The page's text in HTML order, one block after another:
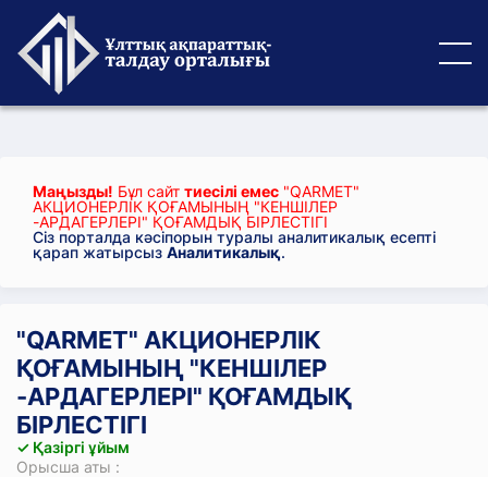
Маңызды! Бұл сайт тиесілі емес "QARMET"
АКЦИОНЕРЛІК ҚОҒАМЫНЫҢ "КЕНШІЛЕР
-АРДАГЕРЛЕРІ" ҚОҒАМДЫҚ БІРЛЕСТІГІ
Сіз порталда кәсіпорын туралы аналитикалық есепті
қарап жатырсыз Аналитикалық.
"QARMET" АКЦИОНЕРЛІК
ҚОҒАМЫНЫҢ "КЕНШІЛЕР
-АРДАГЕРЛЕРІ" ҚОҒАМДЫҚ
БІРЛЕСТІГІ
✓ Қазіргі ұйым
Орысша аты :